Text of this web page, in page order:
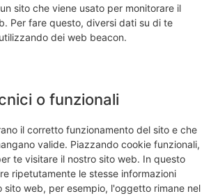
sito che viene usato per monitorare il
Per fare questo, diversi dati su di te
dei web beacon.
o funzionali
il corretto funzionamento del sito e che
valide. Piazzando cookie funzionali,
te visitare il nostro sito web. In questo
ripetutamente le stesse informazioni
sito web, per esempio, l'oggetto rimane nel